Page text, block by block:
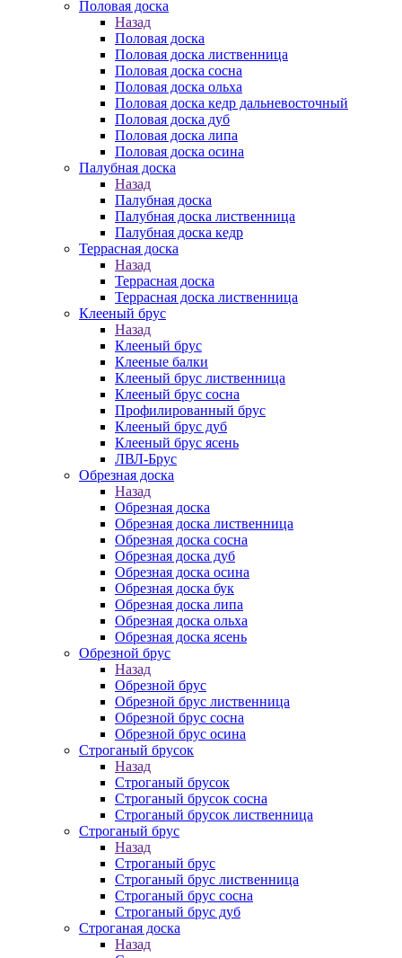
Половая доска
Назад
Половая доска
Половая доска лиственница
Половая доска сосна
Половая доска ольха
Половая доска кедр дальневосточный
Половая доска дуб
Половая доска липа
Половая доска осина
Палубная доска
Назад
Палубная доска
Палубная доска лиственница
Палубная доска кедр
Террасная доска
Назад
Террасная доска
Террасная доска лиственница
Клееный брус
Назад
Клееный брус
Клееные балки
Клееный брус лиственница
Клееный брус сосна
Профилированный брус
Клееный брус дуб
Клееный брус ясень
ЛВЛ-Брус
Обрезная доска
Назад
Обрезная доска
Обрезная доска лиственница
Обрезная доска сосна
Обрезная доска дуб
Обрезная доска осина
Обрезная доска бук
Обрезная доска липа
Обрезная доска ольха
Обрезная доска ясень
Обрезной брус
Назад
Обрезной брус
Обрезной брус лиственница
Обрезной брус сосна
Обрезной брус осина
Строганый брусок
Назад
Строганый брусок
Строганый брусок сосна
Строганый брусок лиственница
Строганый брус
Назад
Строганый брус
Строганый брус лиственница
Строганый брус сосна
Строганый брус дуб
Строганая доска
Назад